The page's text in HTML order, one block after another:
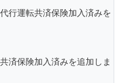
行運転共済保険加入済みを
済保険加入済みを追加しま